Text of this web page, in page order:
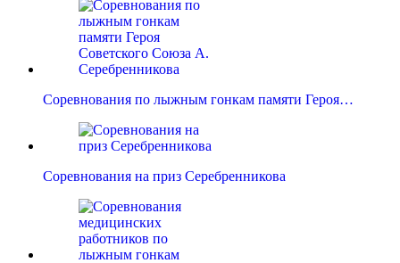
Соревнования по лыжным гонкам памяти Героя…
Соревнования на приз Серебренникова